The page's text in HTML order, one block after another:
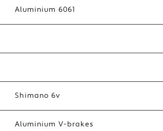
Aluminium 6061
Shimano 6v
Aluminium V-brakes